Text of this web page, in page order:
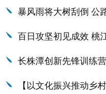
暴风雨将大树刮倒 公
百日攻坚初见成效 桃
长株潭创新先锋训练
【以文化振兴推动乡